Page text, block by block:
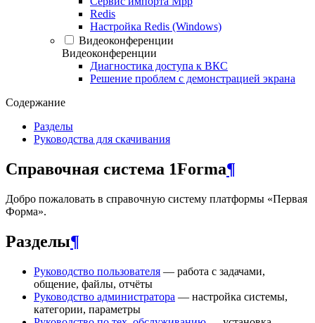
Redis
Настройка Redis (Windows)
Видеоконференции
Видеоконференции
Диагностика доступа к ВКС
Решение проблем с демонстрацией экрана
Содержание
Разделы
Руководства для скачивания
Справочная система 1Forma¶
Добро пожаловать в справочную систему платформы «Первая
Форма».
Разделы¶
Руководство пользователя — работа с задачами,
общение, файлы, отчёты
Руководство администратора — настройка системы,
категории, параметры